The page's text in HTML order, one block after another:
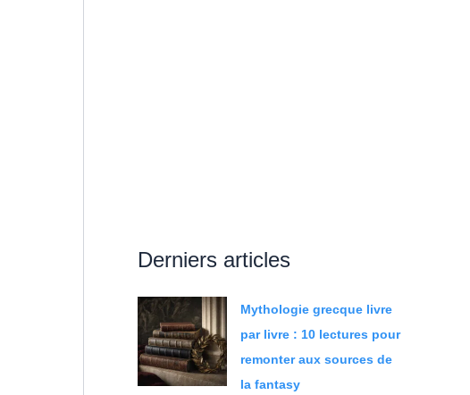
Derniers articles
Mythologie grecque livre
par livre : 10 lectures pour
remonter aux sources de
la fantasy